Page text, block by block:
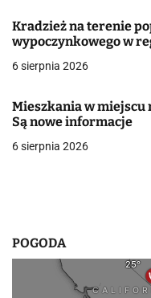
w
p
s
u
Kradzież na terenie
wypoczynkowego w
6 sierpnia 2026
Mieszkania w
Są nowe informacje
6 sierpnia 2026
POGODA